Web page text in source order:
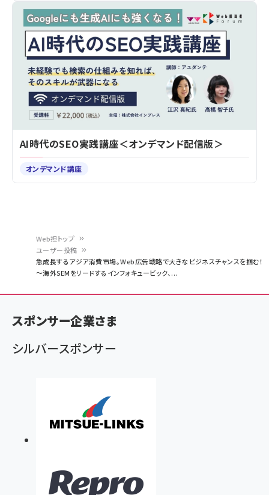
く
ず
Web担トップ
ユーザー投稿
急成長するアジア消費市場。Web広告戦略で大きなビジネスチャンスを掴む！
～海外SEMをリードするインフォキュービック、...
AI時代のSEO実践講座＜オンデマンド配信版＞
オンデマンド講座
スポンサー企業さま
シルバースポンサー